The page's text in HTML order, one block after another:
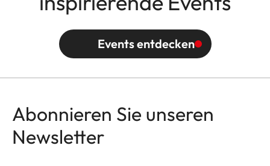
Events entdecken
Abonnieren Sie unseren
Newsletter